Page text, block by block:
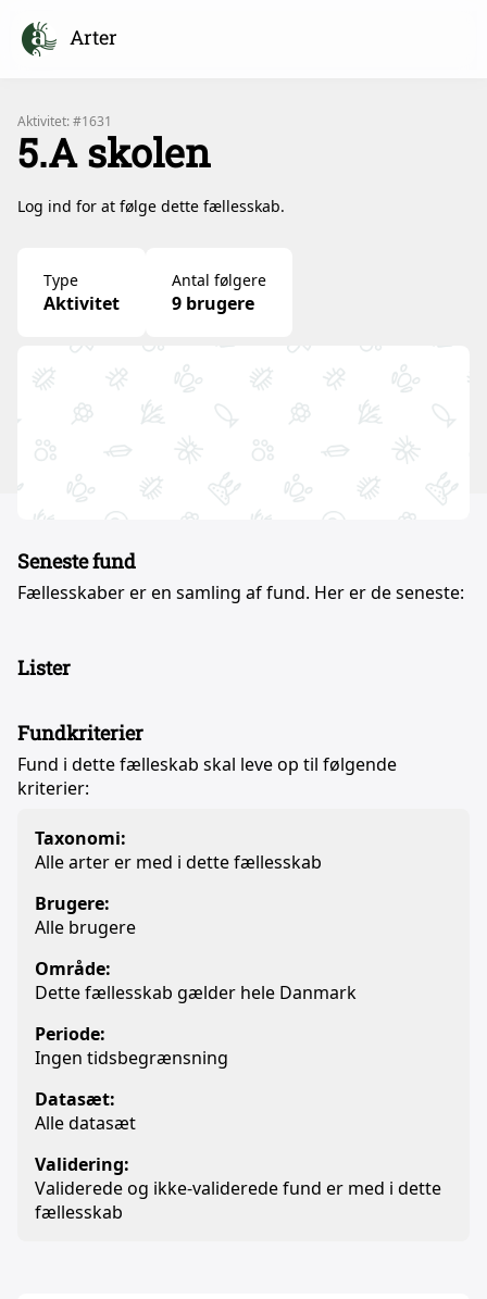
Arter
Aktivitet: #1631
5.A skolen
Log ind for at følge dette fællesskab.
Type
Aktivitet
Antal følgere
9 brugere
Seneste fund
Fællesskaber er en samling af fund. Her er de seneste:
Lister
Fundkriterier
Fund i dette fælleskab skal leve op til følgende
kriterier:
Taxonomi:
Alle arter er med i dette fællesskab
Brugere:
Alle brugere
Område:
Dette fællesskab gælder hele Danmark
Periode:
Ingen tidsbegrænsning
Datasæt:
Alle datasæt
Validering:
Validerede og ikke-validerede fund er med i dette
fællesskab